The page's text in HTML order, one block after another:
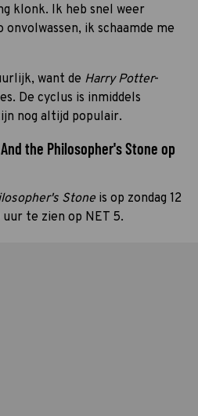
klonk. Ik heb snel weer
ik schaamde me
want de Harry Potter-
De cyclus is inmiddels
nog altijd populair.
the Philosopher's Stone op
Stone is op zondag 12
te zien op NET 5.